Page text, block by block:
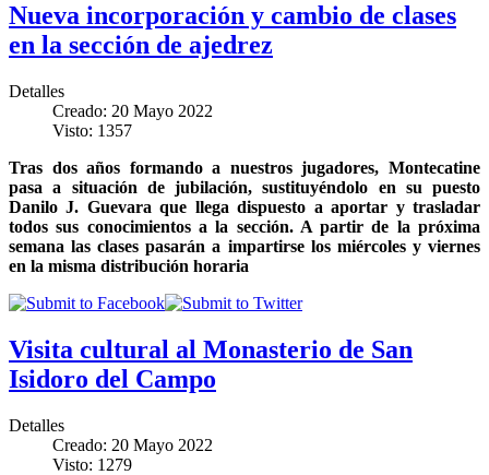
Nueva incorporación y cambio de clases
en la sección de ajedrez
Detalles
Creado: 20 Mayo 2022
Visto: 1357
Tras dos años formando a nuestros jugadores, Montecatine
pasa a situación de jubilación, sustituyéndolo en su puesto
Danilo J. Guevara que llega dispuesto a aportar y trasladar
todos sus conocimientos a la sección. A partir de la próxima
semana las clases pasarán a impartirse los miércoles y viernes
en la misma distribución horaria
Visita cultural al Monasterio de San
Isidoro del Campo
Detalles
Creado: 20 Mayo 2022
Visto: 1279